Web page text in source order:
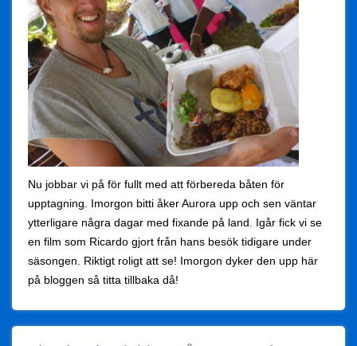
Nu jobbar vi på för fullt med att förbereda båten för
upptagning. Imorgon bitti åker Aurora upp och sen väntar
ytterligare några dagar med fixande på land. Igår fick vi se
en film som Ricardo gjort från hans besök tidigare under
säsongen. Riktigt roligt att se! Imorgon dyker den upp här
på bloggen så titta tillbaka då!